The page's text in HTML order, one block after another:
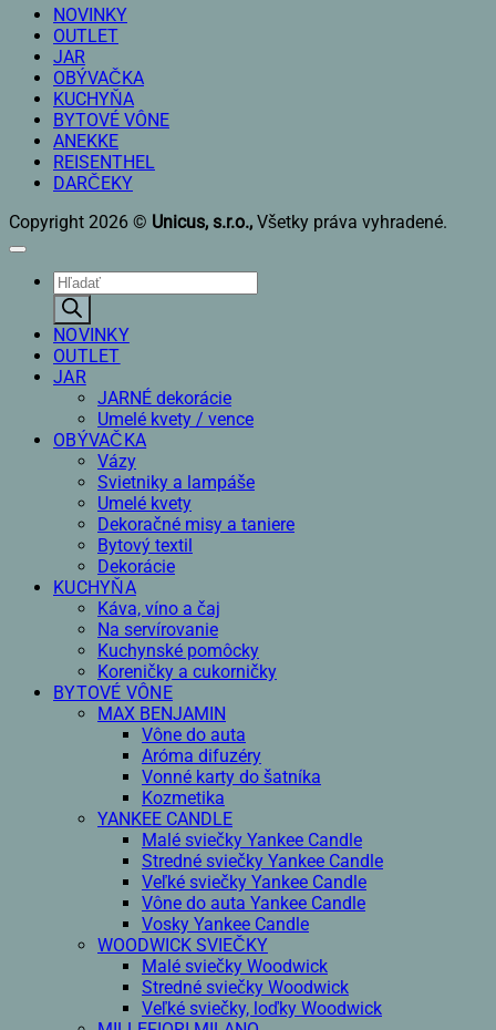
NOVINKY
OUTLET
JAR
OBÝVAČKA
KUCHYŇA
BYTOVÉ VÔNE
ANEKKE
REISENTHEL
DARČEKY
Copyright 2026 © Unicus, s.r.o., Všetky práva vyhradené.
Products
search
NOVINKY
OUTLET
JAR
JARNÉ dekorácie
Umelé kvety / vence
OBÝVAČKA
Vázy
Svietniky a lampáše
Umelé kvety
Dekoračné misy a taniere
Bytový textil
Dekorácie
KUCHYŇA
Káva, víno a čaj
Na servírovanie
Kuchynské pomôcky
Koreničky a cukorničky
BYTOVÉ VÔNE
MAX BENJAMIN
Vône do auta
Aróma difuzéry
Vonné karty do šatníka
Kozmetika
YANKEE CANDLE
Malé sviečky Yankee Candle
Stredné sviečky Yankee Candle
Veľké sviečky Yankee Candle
Vône do auta Yankee Candle
Vosky Yankee Candle
WOODWICK SVIEČKY
Malé sviečky Woodwick
Stredné sviečky Woodwick
Veľké sviečky, loďky Woodwick